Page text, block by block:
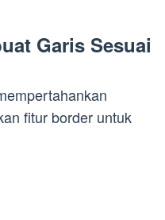
Garis Sesuai
fitur border untuk